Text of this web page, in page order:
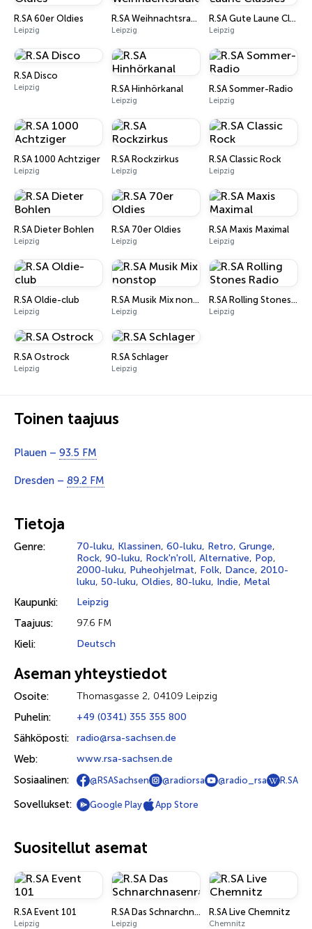
R.SA 60er Oldies
Leipzig
R.SA Weihnachtsradio
Leipzig
R.SA Gute Laune Classics
Leipzig
R.SA Disco
Leipzig R.SA Hinhörkanal
Leipzig
R.SA Sommer-Radio
Leipzig
R.SA 1000 Achtziger
Leipzig
R.SA Rockzirkus
Leipzig
R.SA Classic Rock
Leipzig
R.SA Dieter Bohlen
Leipzig
R.SA 70er Oldies
Leipzig
R.SA Maxis Maximal
Leipzig
R.SA Oldie-club
Leipzig
R.SA Musik Mix nonstop
Leipzig
R.SA Rolling Stones Radio
Leipzig
R.SA Ostrock
Leipzig
R.SA Schlager
Leipzig
Toinen taajuus
Plauen – 93.5 FM
Dresden – 89.2 FM
Tietoja
Genre: 70-luku, Klassinen, 60-luku, Retro, Grunge,
Rock, 90-luku, Rock'n'roll, Alternative, Pop,
2000-luku, Puheohjelmat, Folk, Dance, 2010-
luku, 50-luku, Oldies, 80-luku, Indie, Metal
Kaupunki: Leipzig
Taajuus: 97.6 FM
Kieli: Deutsch
Aseman yhteystiedot
Osoite: Thomasgasse 2, 04109 Leipzig
Puhelin: +49 (0341) 355 355 800
Sähköposti: radio@rsa-sachsen.de
Web: www.rsa-sachsen.de
Sosiaalinen: @RSASachsen @radiorsa @radio_rsa R.SA
Sovellukset: Google Play App Store
Suositellut asemat
R.SA Event 101
Leipzig
R.SA Das Schnarchnasenradio
Leipzig
R.SA Live Chemnitz
Chemnitz